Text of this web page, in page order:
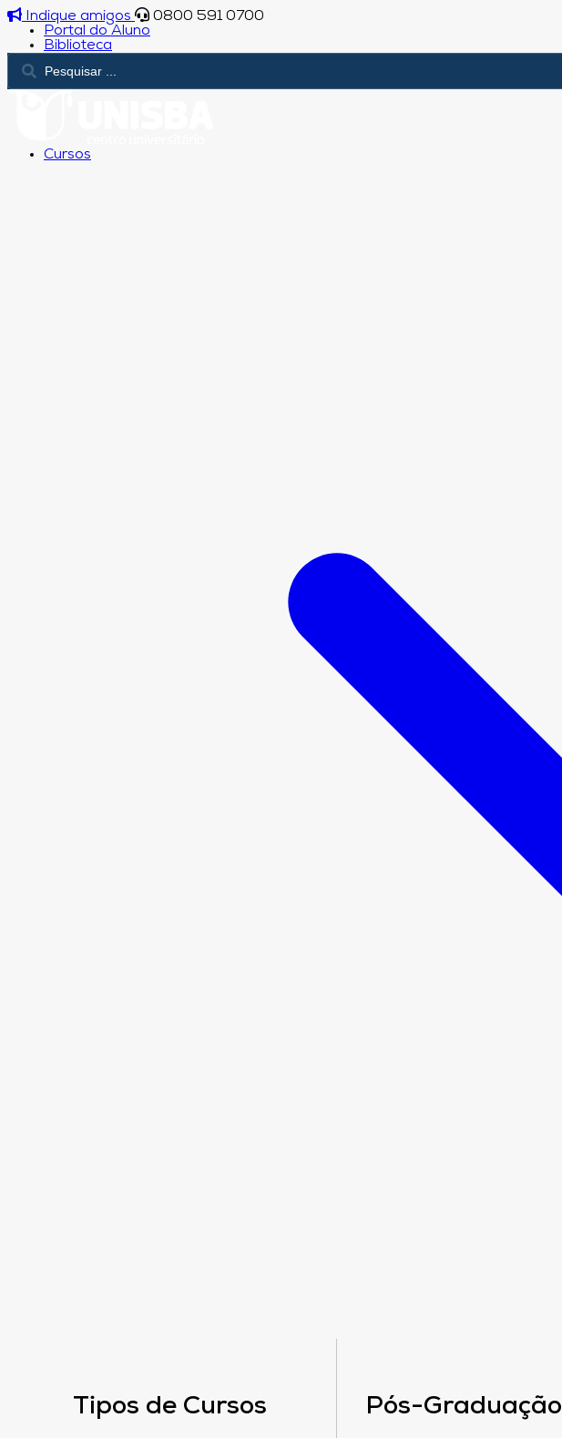
Indique amigos
0800 591 0700
Portal do Aluno
Biblioteca
Cursos
Tipos de Cursos Pós-Graduação